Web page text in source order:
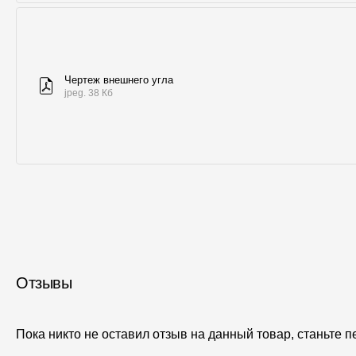
Чертеж внешнего угла
jpeg. 38 Кб
Отзывы
Пока никто не оставил отзыв на данный товар, станьте